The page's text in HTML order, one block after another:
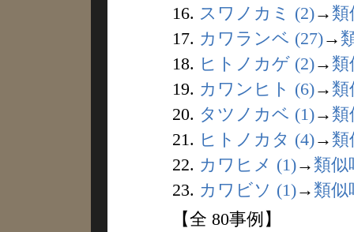
16. スワノカミ (2)→ 類
17. カワランベ (27)→
18. ヒトノカゲ (2)→ 類
19. カワンヒト (6)→ 類
20. タツノカベ (1)→ 類
21. ヒトノカタ (4)→ 類
22. カワヒメ (1)→ 類似
23. カワビソ (1)→ 類似
【全 80事例】